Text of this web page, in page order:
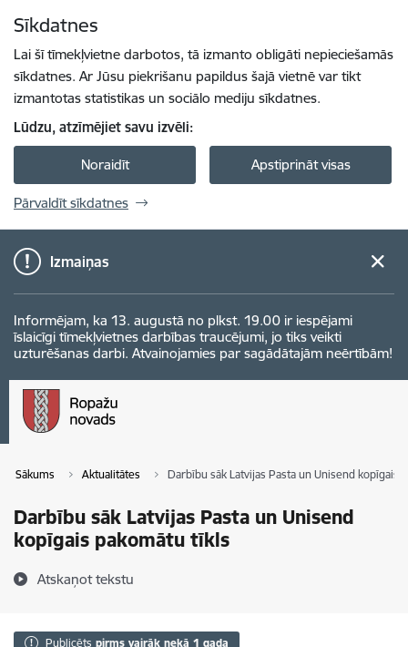
Sīkdatnes
Lai šī tīmekļvietne darbotos, tā izmanto obligāti nepieciešamās
sīkdatnes. Ar Jūsu piekrišanu papildus šajā vietnē var tikt
izmantotas statistikas un sociālo mediju sīkdatnes.
Lūdzu, atzīmējiet savu izvēli:
Noraidīt Apstiprināt visas
Pārvaldīt sīkdatnes
Izmaiņas
Informējam, ka 13. augustā no plkst. 19.00 ir iespējami
īslaicīgi tīmekļvietnes darbības traucējumi, jo tiks veikti
uzturēšanas darbi. Atvainojamies par sagādātajām neērtībām!
Sākums Aktualitātes Darbību sāk Latvijas Pasta un Unisend kopīgais
Darbību sāk Latvijas Pasta un Unisend
kopīgais pakomātu tīkls
Atskaņot tekstu
Publicēts pirms vairāk nekā 1 gada